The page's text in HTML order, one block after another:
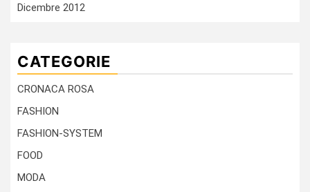
Dicembre 2012
CATEGORIE
CRONACA ROSA
FASHION
FASHION-SYSTEM
FOOD
MODA